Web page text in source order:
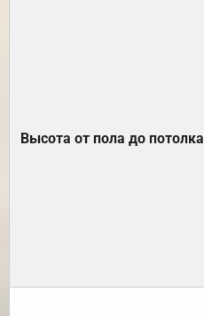
Высота от пола до потолка